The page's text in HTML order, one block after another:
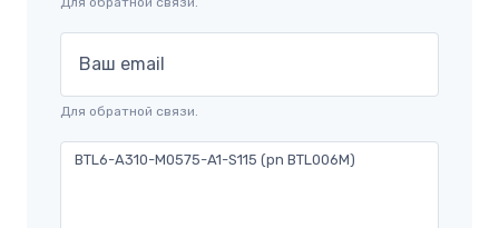
Ваш email
Для обратной связи.